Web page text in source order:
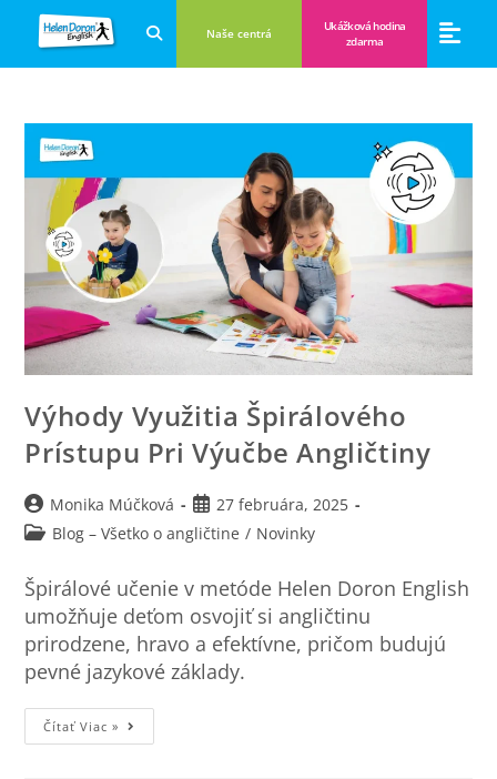
Naše centrá
Ukážková hodina
zdarma
Výhody Využitia Špirálového
Prístupu Pri Výučbe Angličtiny
Monika Múčková
27 februára, 2025
Blog – Všetko o angličtine / Novinky
Špirálové učenie v metóde Helen Doron English
umožňuje deťom osvojiť si angličtinu
prirodzene, hravo a efektívne, pričom budujú
pevné jazykové základy.
Čítať Viac »